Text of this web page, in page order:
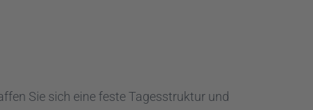
Sie sich eine feste Tagesstruktur und